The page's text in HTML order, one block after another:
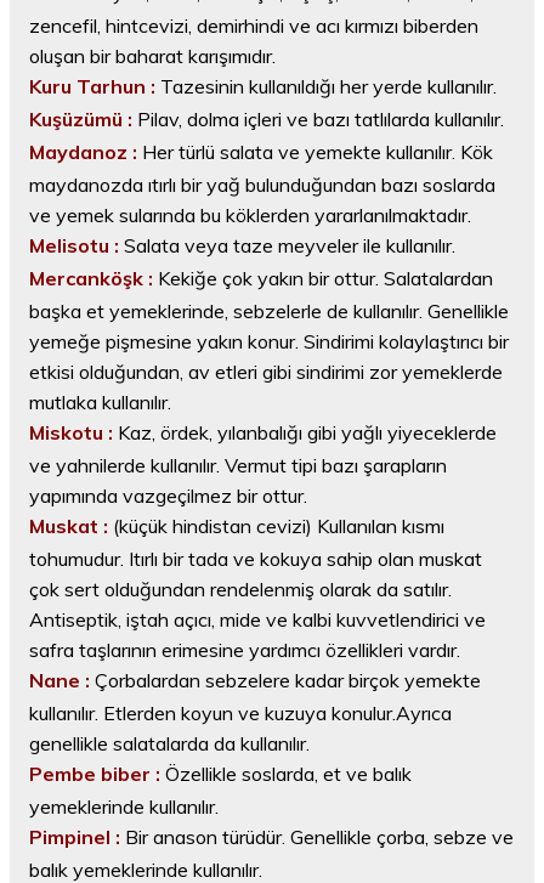
zencefil, hintcevizi, demirhindi ve acı kırmızı biberden
oluşan bir baharat karışımıdır.
Kuru Tarhun : Tazesinin kullanıldığı her yerde kullanılır.
Kuşüzümü : Pilav, dolma içleri ve bazı tatlılarda kullanılır.
Maydanoz : Her türlü salata ve yemekte kullanılır. Kök
maydanozda ıtırlı bir yağ bulunduğundan bazı soslarda
ve yemek sularında bu köklerden yararlanılmaktadır.
Melisotu : Salata veya taze meyveler ile kullanılır.
Mercanköşk : Kekiğe çok yakın bir ottur. Salatalardan
başka et yemeklerinde, sebzelerle de kullanılır. Genellikle
yemeğe pişmesine yakın konur. Sindirimi kolaylaştırıcı bir
etkisi olduğundan, av etleri gibi sindirimi zor yemeklerde
mutlaka kullanılır.
Miskotu : Kaz, ördek, yılanbalığı gibi yağlı yiyeceklerde
ve yahnilerde kullanılır. Vermut tipi bazı şarapların
yapımında vazgeçilmez bir ottur.
Muskat : (küçük hindistan cevizi) Kullanılan kısmı
tohumudur. Itırlı bir tada ve kokuya sahip olan muskat
çok sert olduğundan rendelenmiş olarak da satılır.
Antiseptik, iştah açıcı, mide ve kalbi kuvvetlendirici ve
safra taşlarının erimesine yardımcı özellikleri vardır.
Nane : Çorbalardan sebzelere kadar birçok yemekte
kullanılır. Etlerden koyun ve kuzuya konulur.Ayrıca
genellikle salatalarda da kullanılır.
Pembe biber : Özellikle soslarda, et ve balık
yemeklerinde kullanılır.
Pimpinel : Bir anason türüdür. Genellikle çorba, sebze ve
balık yemeklerinde kullanılır.